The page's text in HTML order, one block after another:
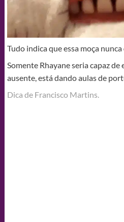
Tudo indica que essa moça
Somente Rhayane seria capaz de
ausente, está dando aulas de
Dica de Francisco Martins.